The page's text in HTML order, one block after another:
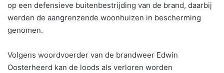
op een defensieve buitenbestrijding van de brand, daarbij
werden de aangrenzende woonhuizen in bescherming
genomen.
Volgens woordvoerder van de brandweer Edwin
Oosterheerd kan de loods als verloren worden